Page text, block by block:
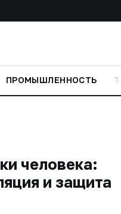
ПРОМЫШЛЕННОСТЬ
человека:
и защита